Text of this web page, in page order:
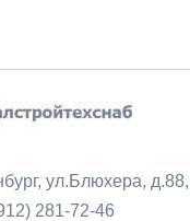
ул.Блюхера,
281-72-46